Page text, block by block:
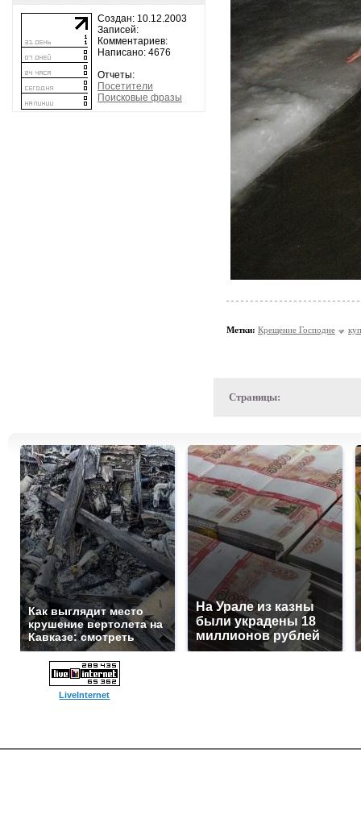
Создан: 10.12.2003
Записей:
Комментариев:
Написано: 4676
Отчеты:
Посетители
Поисковые фразы
Метки: Крещение Господне
Страницы:
Как выглядит место
крушение вертолета на
Кавказе: смотреть
На Урале из казны
были украдены 18
миллионов рублей
LiveInternet